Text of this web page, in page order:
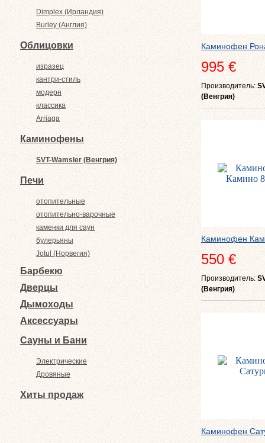
Dimplex (Ирландия)
Burley (Англия)
Облицовки
изразец
кантри-стиль
модерн
классика
Arriaga
Каминофены
SVT-Wamsler (Венгрия)
Печи
отопительные
отопительно-варочные
каменки для саун
булерьяны
Jotul (Норвегия)
Барбекю
Дверцы
Дымоходы
Аксессуары
Сауны и Бани
Электрические
Дровяные
Хиты продаж
Каминофен
995 €
Производитель:
(Венгрия)
Каминофен
550 €
Производитель:
(Венгрия)
Каминофен